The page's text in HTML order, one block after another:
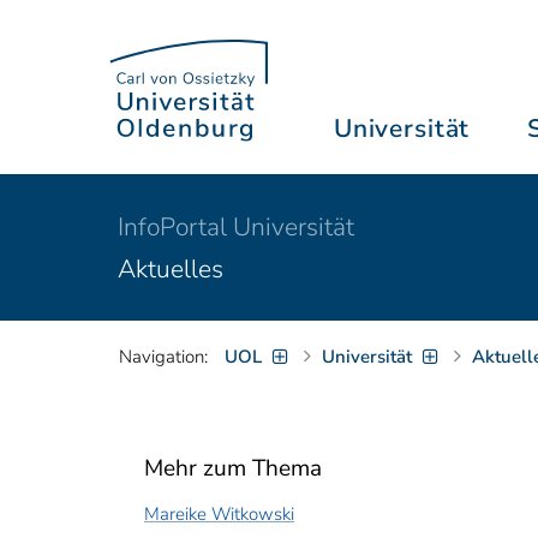
Universität
InfoPortal Universität
Aktuelles
Navigation: UOL Universität
Mehr zum Thema
Mareike Witkowski